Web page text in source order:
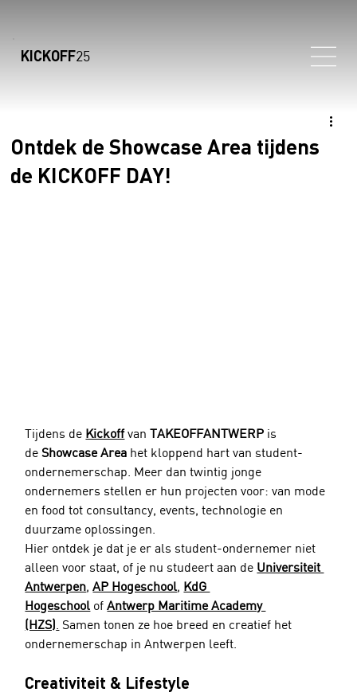
KICKOFF25
Ontdek de Showcase Area tijdens
de KICKOFF DAY!
Tijdens de Kickoff van TAKEOFFANTWERP is
de Showcase Area het kloppend hart van student-
ondernemerschap. Meer dan twintig jonge
ondernemers stellen er hun projecten voor: van mode
en food tot consultancy, events, technologie en
duurzame oplossingen.
Hier ontdek je dat je er als student-ondernemer niet
alleen voor staat, of je nu studeert aan de Universiteit
Antwerpen, AP Hogeschool, KdG
Hogeschool of Antwerp Maritime Academy
(HZS). Samen tonen ze hoe breed en creatief het
ondernemerschap in Antwerpen leeft.
Creativiteit & Lifestyle